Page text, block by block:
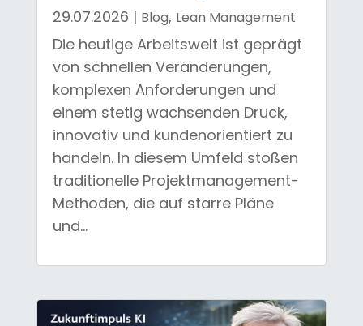
29.07.2026 | Blog, Lean Management
Die heutige Arbeitswelt ist geprägt
von schnellen Veränderungen,
komplexen Anforderungen und
einem stetig wachsenden Druck,
innovativ und kundenorientiert zu
handeln. In diesem Umfeld stoßen
traditionelle Projektmanagement-
Methoden, die auf starre Pläne
und...